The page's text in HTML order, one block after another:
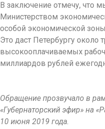
В заключение отмечу, что
Министерством
особой экономической
Это даст Петербургу около
высокооплачиваемых
миллиардов рублей
Обращение прозвучало в
«Губернаторский эфир» на
10 июня 2019 года.